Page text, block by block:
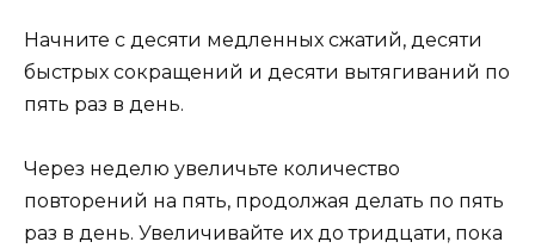
Начните с десяти медленных сжатий, десяти
быстрых сокращений и десяти вытягиваний по
пять раз в день.
Через неделю увеличьте количество
повторений на пять, продолжая делать по пять
раз в день. Увеличивайте их до тридцати, пока